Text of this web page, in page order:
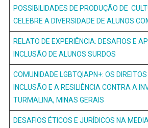
POSSIBILIDADES DE PRODUÇÃO DE
CELEBRE A DIVERSIDADE DE ALUNOS
RELATO DE EXPERIÊNCIA: DESAFIOS E
INCLUSÃO DE ALUNOS SURDOS
COMUNIDADE LGBTQIAPN+: OS
INCLUSÃO E A RESILIÊNCIA CONTRA A
TURMALINA, MINAS GERAIS
DESAFIOS ÉTICOS E JURÍDICOS NA